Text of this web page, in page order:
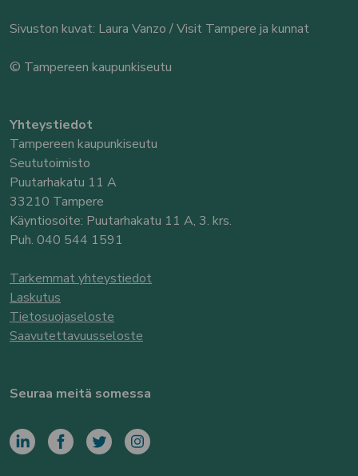
Sivuston kuvat: Laura Vanzo / Visit Tampere ja kunnat
© Tampereen kaupunkiseutu
Yhteystiedot
Tampereen kaupunkiseutu
Seututoimisto
Puutarhakatu 11 A
33210 Tampere
Käyntiosoite: Puutarhakatu 11 A, 3. krs.
Puh. 040 544 1591
Tarkemmat yhteystiedot
Laskutus
Tietosuojaseloste
Saavutettavuusseloste
Seuraa meitä somessa